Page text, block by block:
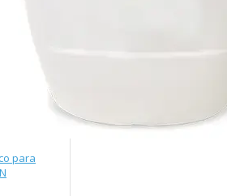
para